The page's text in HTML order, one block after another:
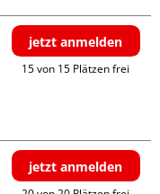
jetzt anmelden
15 von 15 Plätzen frei
jetzt anmelden